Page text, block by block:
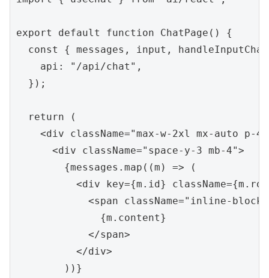
export default function ChatPage() {
const { messages, input,
    api: "/api/chat",
  });
  return (
<div className="max-w-2xl mx-auto p-
      <div className="space-y-3 mb-4">
        {messages.map((m) => (
<div key={m.id}
<span className="inline-block
              {m.content}
            </span>
          </div>
        ))}